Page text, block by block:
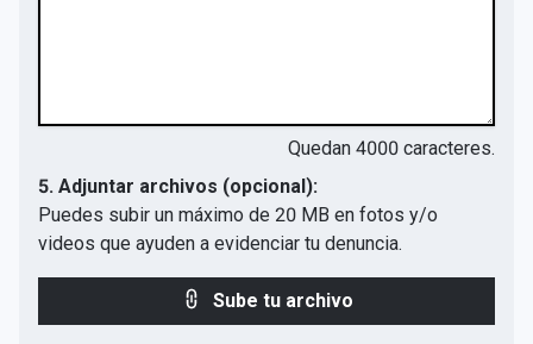
Quedan 4000 caracteres.
5. Adjuntar archivos (opcional):
Puedes subir un máximo de 20 MB en fotos y/o
videos que ayuden a evidenciar tu denuncia.
Sube tu archivo